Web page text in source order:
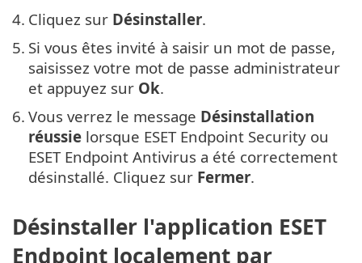
4. Cliquez sur Désinstaller.
5. Si vous êtes invité à saisir un mot de passe,
saisissez votre mot de passe administrateur
et appuyez sur Ok.
6. Vous verrez le message Désinstallation
réussie lorsque ESET Endpoint Security ou
ESET Endpoint Antivirus a été correctement
désinstallé. Cliquez sur Fermer.
Désinstaller l'application ESET
Endpoint localement par